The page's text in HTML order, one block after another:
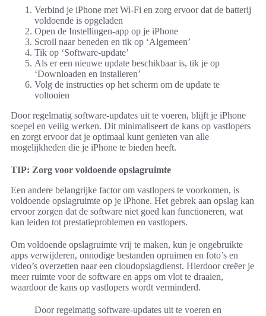
Verbind je iPhone met Wi-Fi en zorg ervoor dat de batterij
voldoende is opgeladen
Open de Instellingen-app op je iPhone
Scroll naar beneden en tik op ‘Algemeen’
Tik op ‘Software-update’
Als er een nieuwe update beschikbaar is, tik je op
‘Downloaden en installeren’
Volg de instructies op het scherm om de update te
voltooien
Door regelmatig software-updates uit te voeren, blijft je iPhone
soepel en veilig werken. Dit minimaliseert de kans op vastlopers
en zorgt ervoor dat je optimaal kunt genieten van alle
mogelijkheden die je iPhone te bieden heeft.
TIP: Zorg voor voldoende opslagruimte
Een andere belangrijke factor om vastlopers te voorkomen, is
voldoende opslagruimte op je iPhone. Het gebrek aan opslag kan
ervoor zorgen dat de software niet goed kan functioneren, wat
kan leiden tot prestatieproblemen en vastlopers.
Om voldoende opslagruimte vrij te maken, kun je ongebruikte
apps verwijderen, onnodige bestanden opruimen en foto’s en
video’s overzetten naar een cloudopslagdienst. Hierdoor creëer je
meer ruimte voor de software en apps om vlot te draaien,
waardoor de kans op vastlopers wordt verminderd.
Door regelmatig software-updates uit te voeren en